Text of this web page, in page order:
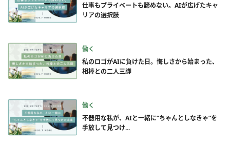
仕事もプライベートも諦めない。AIが広げたキャ
リアの選択肢
働く
私のロゴがAIに負けた日。悔しさから始まった、
相棒との二人三脚
働く
不器用な私が、AIと一緒に”ちゃんとしなきゃ”を
手放して見つけ...